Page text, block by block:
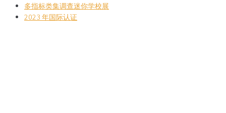
多指标类集调查迷你学校展
2023 年国际认证